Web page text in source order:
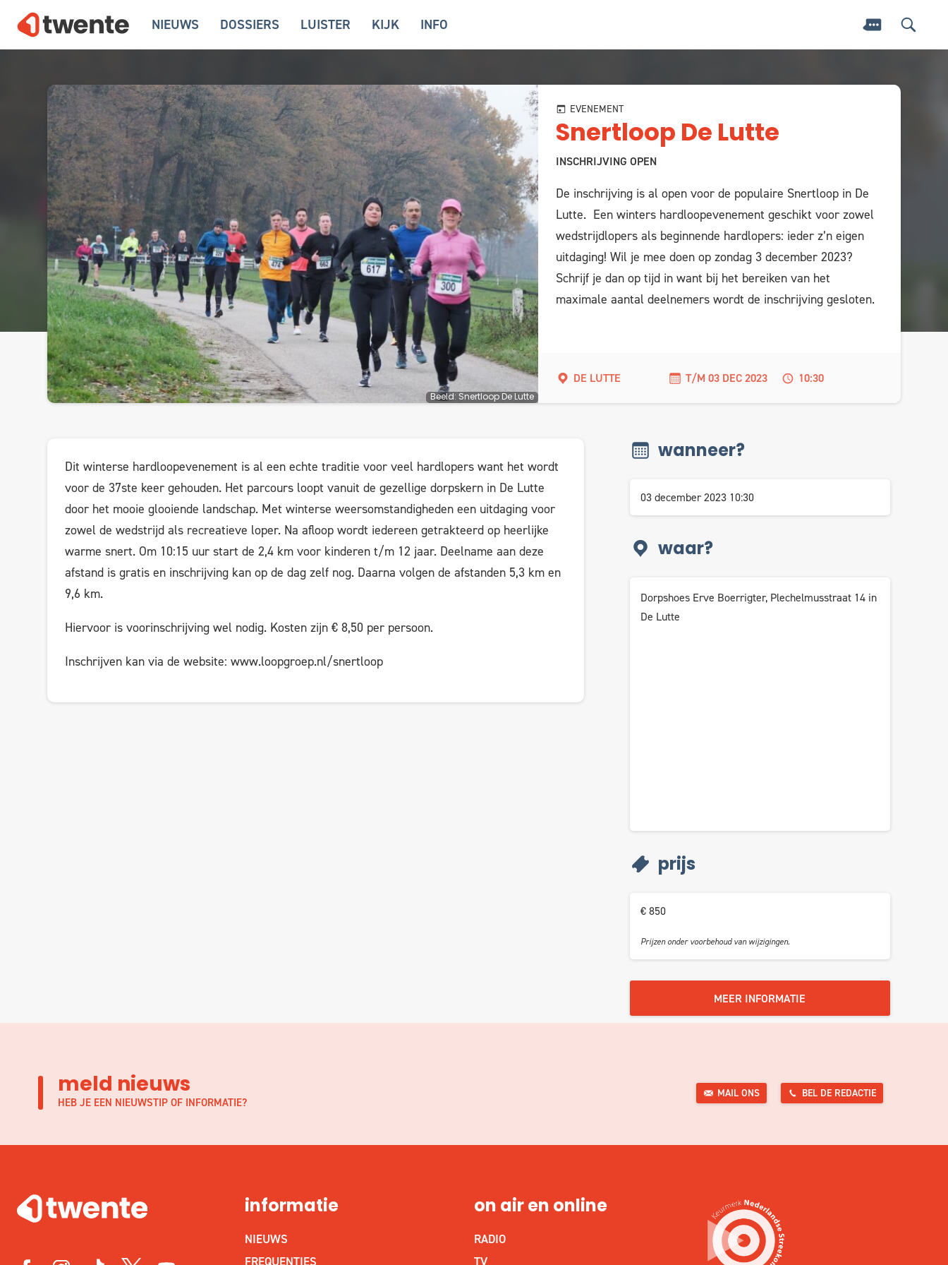
NIEUWS DOSSIERS LUISTER KIJK INFO
Beeld: Snertloop De Lutte
EVENEMENT
Snertloop De Lutte
INSCHRIJVING OPEN
De inschrijving is al open voor de populaire Snertloop in De
Lutte. Een winters hardloopevenement geschikt voor zowel
wedstrijdlopers als beginnende hardlopers: ieder z’n eigen
uitdaging! Wil je mee doen op zondag 3 december 2023?
Schrijf je dan op tijd in want bij het bereiken van het
maximale aantal deelnemers wordt de inschrijving gesloten.
DE LUTTE T/M 03 DEC 2023 10:30
Dit winterse hardloopevenement is al een echte traditie voor veel hardlopers want het wordt
voor de 37ste keer gehouden. Het parcours loopt vanuit de gezellige dorpskern in De Lutte
door het mooie glooiende landschap. Met winterse weersomstandigheden een uitdaging voor
zowel de wedstrijd als recreatieve loper. Na afloop wordt iedereen getrakteerd op heerlijke
warme snert. Om 10:15 uur start de 2,4 km voor kinderen t/m 12 jaar. Deelname aan deze
afstand is gratis en inschrijving kan op de dag zelf nog. Daarna volgen de afstanden 5,3 km en
9,6 km.
Hiervoor is voorinschrijving wel nodig. Kosten zijn € 8,50 per persoon.
Inschrijven kan via de website: www.loopgroep.nl/snertloop
wanneer?
03 december 2023 10:30
waar?
Dorpshoes Erve Boerrigter, Plechelmusstraat 14 in
De Lutte
prijs
€ 850
Prijzen onder voorbehoud van wijzigingen.
MEER INFORMATIE
meld nieuws
HEB JE EEN NIEUWSTIP OF INFORMATIE?
MAIL ONS BEL DE REDACTIE
informatie
NIEUWS
FREQUENTIES
on air en online
RADIO
TV